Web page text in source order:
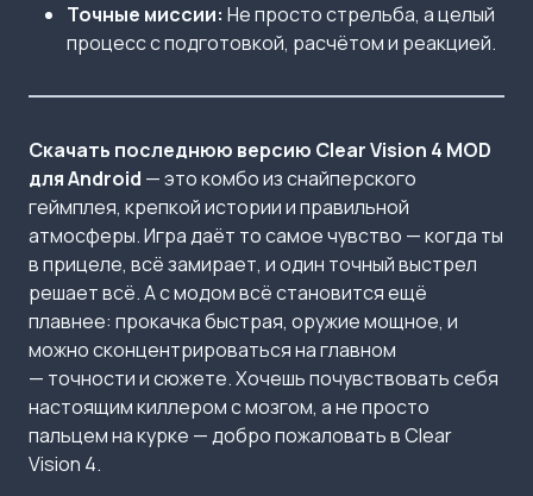
Точные миссии: Не просто стрельба, а целый
процесс с подготовкой, расчётом и реакцией.
Скачать последнюю версию Clear Vision 4 MOD
для Android — это комбо из снайперского
геймплея, крепкой истории и правильной
атмосферы. Игра даёт то самое чувство — когда ты
в прицеле, всё замирает, и один точный выстрел
решает всё. А с модом всё становится ещё
плавнее: прокачка быстрая, оружие мощное, и
можно сконцентрироваться на главном
— точности и сюжете. Хочешь почувствовать себя
настоящим киллером с мозгом, а не просто
пальцем на курке — добро пожаловать в Clear
Vision 4.